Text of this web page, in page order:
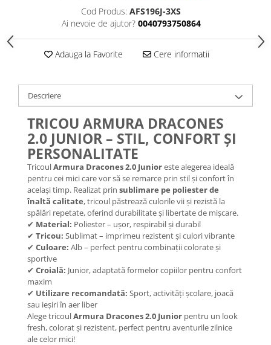
Cod Produs: AFS196J-3XS
Ai nevoie de ajutor? 0040793750864
Adauga la Favorite Cere informatii
Descriere
TRICOU ARMURA DRACONES
2.0 JUNIOR – STIL, CONFORT ȘI
PERSONALITATE
TricoulArmura Dracones 2.0 Junioreste alegerea ideală
pentru cei mici care vor să se remarce prin stil și confort în
același timp. Realizat prin sublimare pe poliester de
înaltă calitate, tricoul păstrează culorile vii și rezistă la
spălări repetate, oferind durabilitate și libertate de mișcare.
✔ Material: Poliester – ușor, respirabil și durabil
✔ Tricou: Sublimat – imprimeu rezistent și culori vibrante
✔ Culoare: Alb – perfect pentru combinații colorate și
sportive
✔ Croială: Junior, adaptată formelor copiilor pentru confort
maxim
✔ Utilizare recomandată: Sport, activități școlare, joacă
sau ieșiri în aer liber
Alege tricoulArmura Dracones 2.0 Junior pentru un look
fresh, colorat și rezistent, perfect pentru aventurile zilnice
ale celor mici!